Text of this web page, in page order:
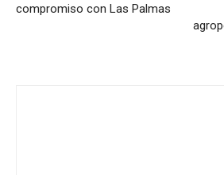
compromiso con Las Palmas